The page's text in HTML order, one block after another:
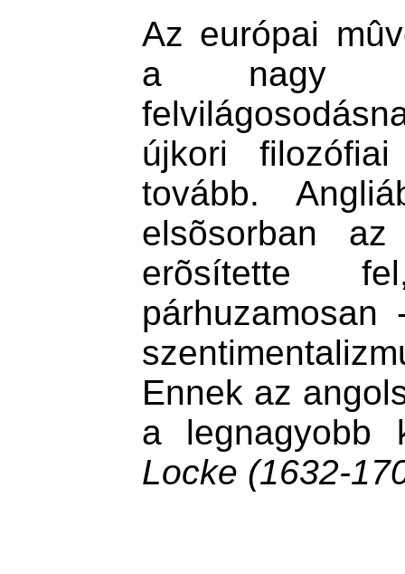
Az európai
a nagy
újkori
tovább.
elsõsorban az
erõsítette
Ennek az
a legnagyobb
Locke (1632-